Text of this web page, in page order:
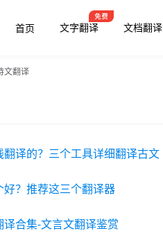
首页 文字翻译 文档翻译
文翻译
译的？三个工具详细翻译古文
？推荐这三个翻译器
合集-文言文翻译鉴赏